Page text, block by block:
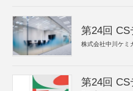
第24回
株式会社中川ケミ
第24回